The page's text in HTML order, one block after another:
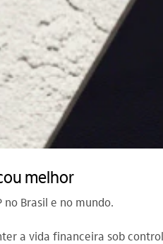
melhor
no Brasil e no mundo.
a vida financeira sob